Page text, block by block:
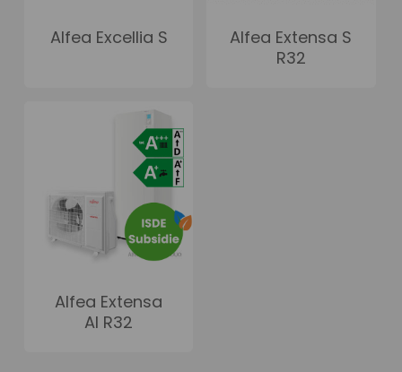
Alfea Excellia S
Alfea Extensa S
R32
Alfea Extensa
AI R32